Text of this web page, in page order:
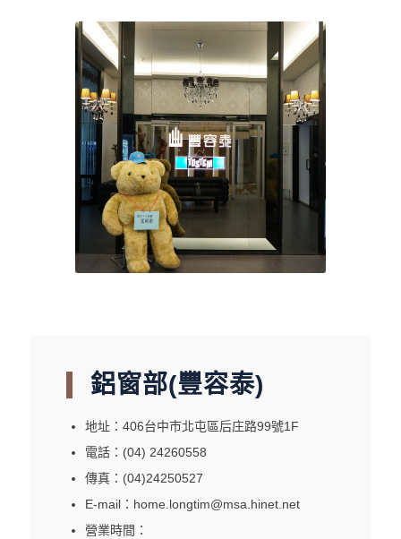
鋁窗部(豐容泰)
地址：406台中市北屯區后庄路99號1F
電話：(04) 24260558
傳真：(04)24250527
E-mail：home.longtim@msa.hinet.net
營業時間：